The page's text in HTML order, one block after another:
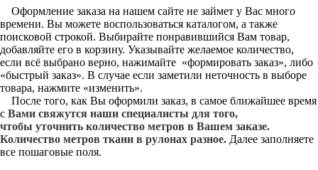
Оформление заказа на нашем сайте не займет у Вас много
времени. Вы можете воспользоваться каталогом, а также
поисковой строкой. Выбирайте понравившийся Вам товар,
добавляйте его в корзину. Указывайте желаемое количество,
если всё выбрано верно, нажимайте «формировать заказ», либо
«быстрый заказ». В случае если заметили неточность в выборе
товара, нажмите «изменить».
После того, как Вы оформили заказ, в самое ближайшее время
с Вами свяжутся наши специалисты для того,
чтобы уточнить количество метров в Вашем заказе.
Количество метров ткани в рулонах разное. Далее заполняете
все пошаговые поля.